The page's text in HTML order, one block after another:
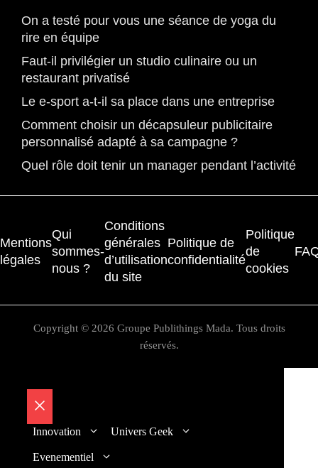
On a testé pour vous une séance de yoga du
rire en équipe
Faut-il privilégier un studio culinaire ou un
restaurant privatisé
Le e-sport a-t-il sa place dans une entreprise
Comment choisir un décapsuleur publicitaire
personnalisé adapté à sa campagne ?
Quel rôle doit tenir un manager pendant l’activité
Mentions
légales
Qui
sommes-
nous ?
Conditions
générales
d’utilisation
du site
Politique de
confidentialité
Politique
de
cookies
Copyright © 2026 Groupe Publithings Mada. Tous droits
réservés.
Fermer
Innovation Univers Geek
Evenementiel